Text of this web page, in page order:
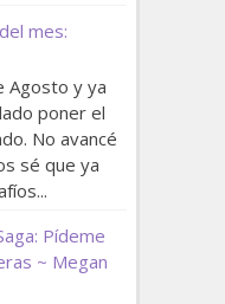
mes:
Agosto y ya
poner el
No avancé
sé que ya
Pídeme
~ Megan